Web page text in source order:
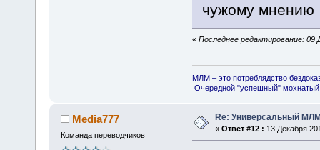
чужому мнению
« Последнее редактирование: 09
МЛМ – это потреблядство
Очередной "успешный"
Media777
Команда переводчиков
Re: Универсальный
« Ответ #12 : 13 Декабря